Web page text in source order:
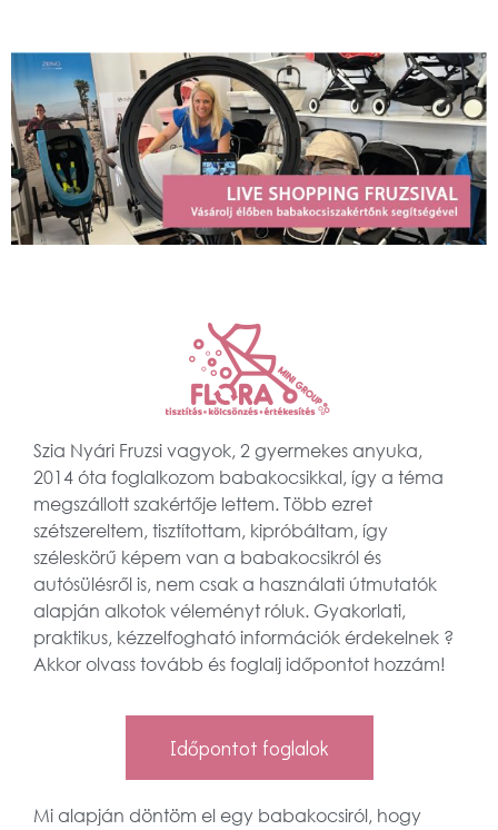
Szia Nyári Fruzsi vagyok, 2 gyermekes anyuka,
2014 óta foglalkozom babakocsikkal, így a téma
megszállott szakértője lettem. Több ezret
szétszereltem, tisztítottam, kipróbáltam, így
széleskörű képem van a babakocsikról és
autósülésről is, nem csak a használati útmutatók
alapján alkotok véleményt róluk. Gyakorlati,
praktikus, kézzelfogható információk érdekelnek ?
Akkor olvass tovább és foglalj időpontot hozzám!
Időpontot foglalok
Mi alapján döntöm el egy babakocsiról, hogy